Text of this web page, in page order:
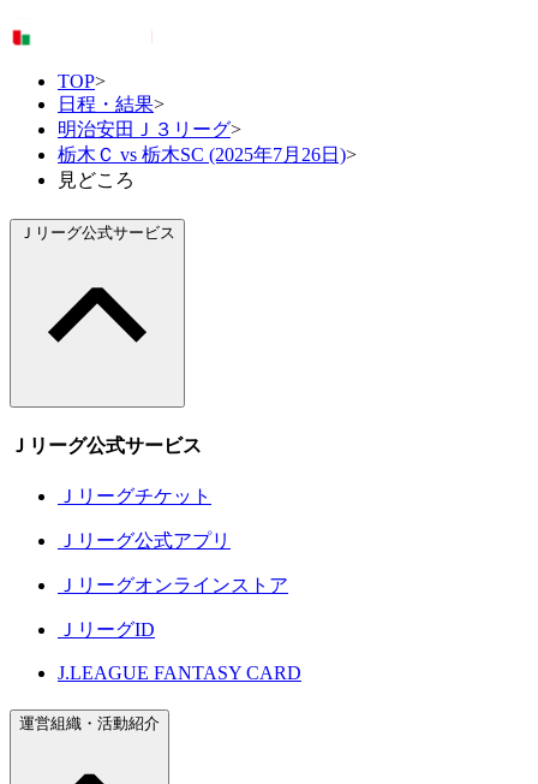
TOP>
日程・結果>
明治安田Ｊ３リーグ>
栃木Ｃ vs 栃木SC (2025年7月26日)>
見どころ
Ｊリーグ公式サービス
Ｊリーグ公式サービス
Ｊリーグチケット
Ｊリーグ公式アプリ
Ｊリーグオンラインストア
ＪリーグID
J.LEAGUE FANTASY CARD
運営組織・活動紹介